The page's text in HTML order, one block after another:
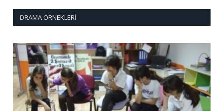
DRAMA ÖRNEKLERI